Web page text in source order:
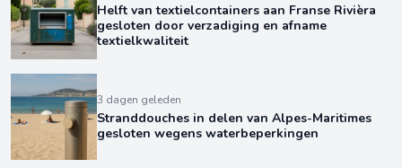
Helft van textielcontainers aan Franse Rivièra
gesloten door verzadiging en afname
textielkwaliteit
3 dagen geleden
Stranddouches in delen van Alpes-Maritimes
gesloten wegens waterbeperkingen